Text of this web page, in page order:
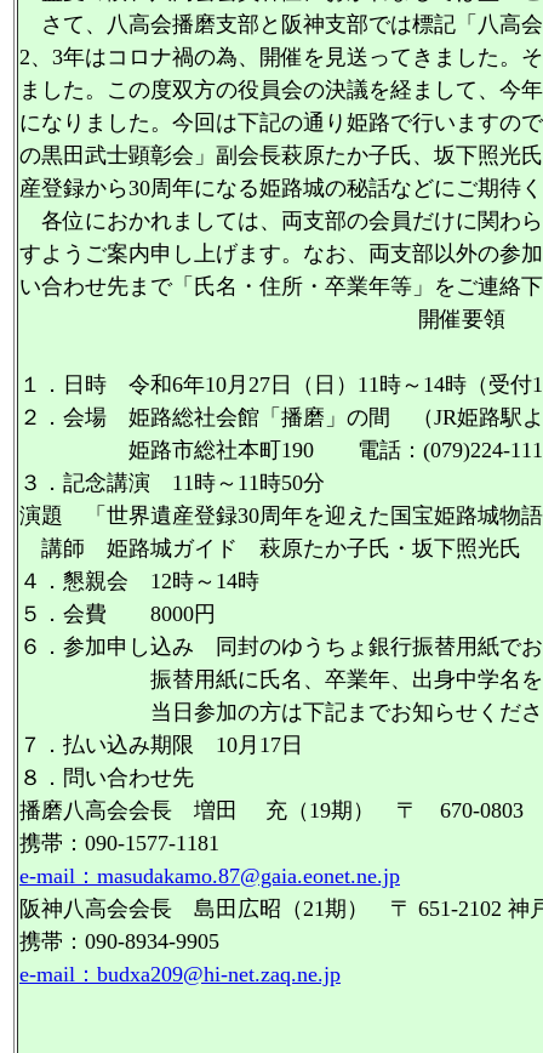
さて、八高会播磨支部と阪神支部では標記「八高
2、3年はコロナ禍の為、開催を見送ってきました。
ました。この度双方の役員会の決議を経まして、今
になりました。今回は下記の通り姫路で行いますの
の黒田武士顕彰会」副会長萩原たか子氏、坂下照光
産登録から30周年になる姫路城の秘話などにご期待
各位におかれましては、両支部の会員だけに関わ
すようご案内申し上げます。なお、両支部以外の参
い合わせ先まで「氏名・住所・卒業年等」をご連絡
開催要領
１．日時 令和6年10月27日（日）11時～14時（受付
２．会場 姫路総社会館「播磨」の間 （JR姫路駅
姫路市総社本町190 電話：(079)224-
３．記念講演 11時～11時50分
演題 「世界遺産登録30周年を迎えた国宝姫路城物
講師 姫路城ガイド 萩原たか子氏・坂下照光氏
４．懇親会 12時～14時
５．会費 8000円
６．参加申し込み 同封のゆうちょ銀行振替用紙で
振替用紙に氏名、卒業年、出身中学名
当日参加の方は下記までお知らせくださ
７．払い込み期限 10月17日
８．問い合わせ先
播磨八高会会長 増田 充（19期） 〒 670-0803
携帯：090-1577-1181
e-mail：masudakamo.87@gaia.eonet.ne.jp
阪神八高会会長 島田広昭（21期） 〒 651-2102 神
携帯：090-8934-9905
e-mail：budxa209@hi-net.zaq.ne.jp